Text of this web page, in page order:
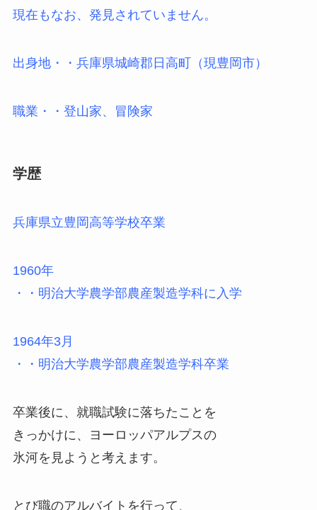
現在もなお、発見されていません。
出身地・・兵庫県城崎郡日高町（現豊岡市）
職業・・登山家、冒険家
学歴
兵庫県立豊岡高等学校卒業
1960年
・・明治大学農学部農産製造学科に入学
1964年3月
・・明治大学農学部農産製造学科卒業
卒業後に、就職試験に落ちたことを
きっかけに、ヨーロッパアルプスの
氷河を見ようと考えます。
とび職のアルバイトを行って、